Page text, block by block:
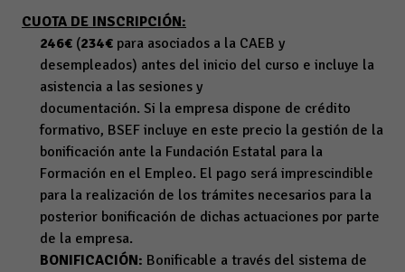
CUOTA DE INSCRIPCIÓN:
246€ (234€ para asociados a la CAEB y
desempleados) antes del inicio del curso e incluye la
asistencia a las sesiones y
documentación. Si la empresa dispone de crédito
formativo, BSEF incluye en este precio la gestión de la
bonificación ante la Fundación Estatal para la
Formación en el Empleo. El pago será imprescindible
para la realización de los trámites necesarios para la
posterior bonificación de dichas actuaciones por parte
de la empresa.
BONIFICACIÓN: Bonificable a través del sistema de